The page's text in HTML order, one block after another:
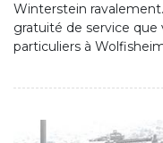
Winterstein
gratuité de service que
particuliers à